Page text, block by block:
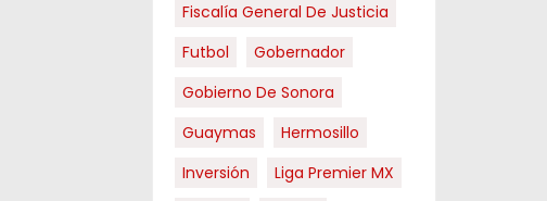
Fiscalía General De Justicia
Futbol
Gobernador
Gobierno De Sonora
Guaymas
Hermosillo
Inversión
Liga Premier MX